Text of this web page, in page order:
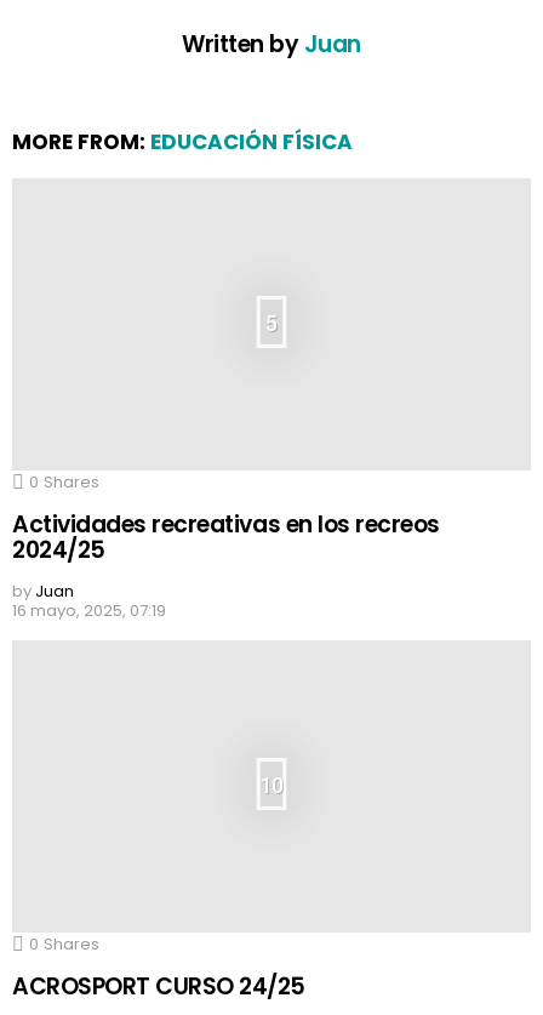
Written byJuan
MORE FROM: EDUCACIÓN FÍSICA
5
0 Shares
Actividades recreativas en los recreos
2024/25
by Juan
16 mayo, 2025, 07:19
10
0 Shares
ACROSPORT CURSO 24/25